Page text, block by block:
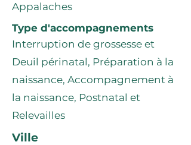
Appalaches
Type d'accompagnements
Interruption de grossesse et
Deuil périnatal, Préparation à la
naissance, Accompagnement à
la naissance, Postnatal et
Relevailles
Ville